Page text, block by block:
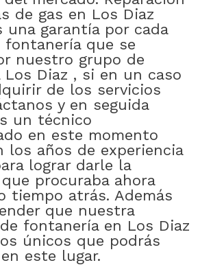
de gas en Los Diaz
una garantía por cada
fontanería que se
nuestro grupo de
Diaz , si en un caso
de los servicios
y en seguida
un técnico
en este momento
los años de experiencia
lograr darle la
procuraba ahora
tiempo atrás. Además
que nuestra
fontanería en Los Diaz
únicos que podrás
este lugar.